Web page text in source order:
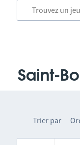
Saint-
Trier par